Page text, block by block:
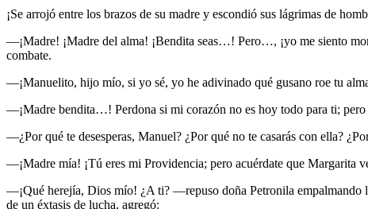
¡Se arrojó entre los brazos de su madre y escondió sus lágrimas de
—¡Madre! ¡Madre del alma! ¡Bendita seas…! Pero…, ¡yo me siento
combate.
—¡Manuelito, hijo mío, si yo sé, yo he adivinado qué gusano roe tu
—¡Madre bendita…! Perdona si mi corazón no es hoy todo para ti;
—¿Por qué te desesperas, Manuel? ¿Por qué no te casarás con ella?
—¡Madre mía! ¡Tú eres mi Providencia; pero acuérdate que Margarita
—¡Qué herejía, Dios mío! ¿A ti? —repuso doña Petronila empalmando
de un éxtasis de lucha, agregó: